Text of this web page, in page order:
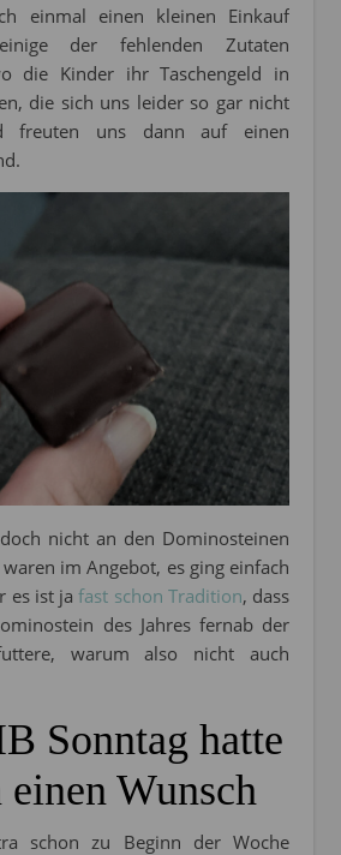
einmal einen kleinen Einkauf
der fehlenden Zutaten
die Kinder ihr Taschengeld in
die sich uns leider so gar nicht
freuten uns dann auf einen
nicht an den Dominosteinen
im Angebot, es ging einfach
es ist ja fast schon Tradition, dass
des Jahres fernab der
warum also nicht auch
Sonntag hatte
Wunsch
schon zu Beginn der Woche